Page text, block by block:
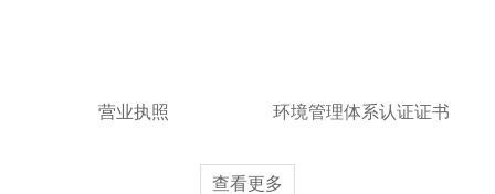
营业执照 环境管理体系认证证书
查看更多